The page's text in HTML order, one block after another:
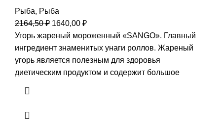
Рыба, Рыба
2164,50₽ 1640,00 ₽
Угорь жареный мороженный «SANGO». Главный
ингредиент знаменитых унаги роллов. Жареный
угорь является полезным для здоровья
диетическим продуктом и содержит большое